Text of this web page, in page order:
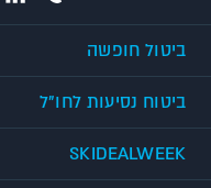
ביטול חופשה
ביטוח נסיעות לחו"ל
SKIDEALWEEK